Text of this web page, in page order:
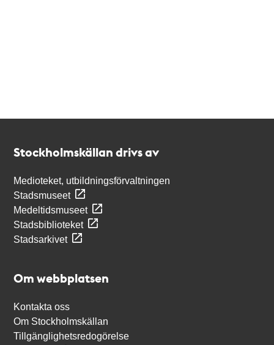
Stockholmskällan drivs av
Medioteket, utbildningsförvaltningen
Stadsmuseet
Medeltidsmuseet
Stadsbiblioteket
Stadsarkivet
Om webbplatsen
Kontakta oss
Om Stockholmskällan
Tillgänglighetsredogörelse